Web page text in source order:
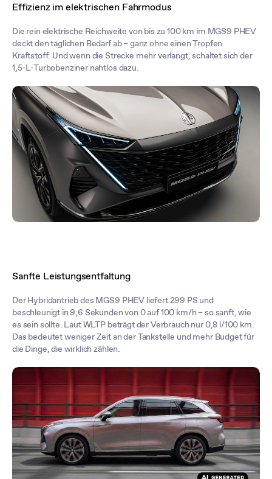
Effizienz im elektrischen Fahrmodus
Die rein elektrische Reichweite von bis zu 100 km im MGS9 PHEV
deckt den täglichen Bedarf ab – ganz ohne einen Tropfen
Kraftstoff. Und wenn die Strecke mehr verlangt, schaltet sich der
1,5-L-Turbobenziner nahtlos dazu.
Sanfte Leistungsentfaltung
Der Hybridantrieb des MGS9 PHEV liefert 299 PS und
beschleunigt in 9,6 Sekunden von 0 auf 100 km/h – so sanft, wie
es sein sollte. Laut WLTP beträgt der Verbrauch nur 0,8 l/100 km.
Das bedeutet weniger Zeit an der Tankstelle und mehr Budget für
die Dinge, die wirklich zählen.